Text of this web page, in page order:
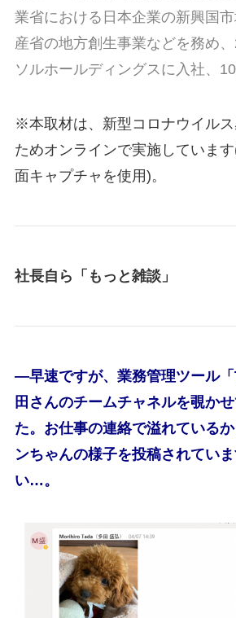
業省における日本企業の新興国
産省の地方創生事業などを務め
ソルホールディングスに入社、10
※本取材は、新型コロナウイル
ためオンラインで実施していま
面キャプチャを使用)。
社長自ら「もっと雑談」
―早速ですが、業務管理ツール
田さんのチームチャネルを覗か
た。お仕事の連絡で溢れている
ンちゃんの様子を投稿されてい
い…。